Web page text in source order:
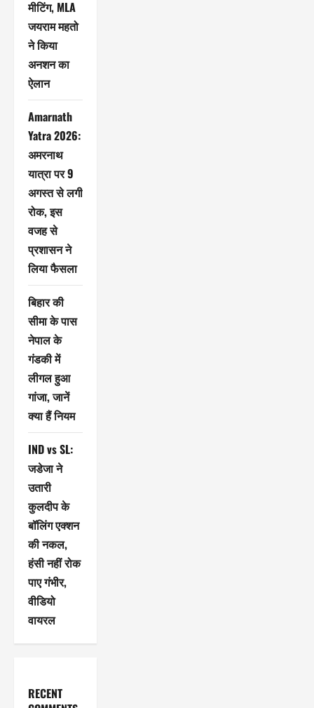
मीटिंग, MLA
जयराम महतो
ने किया
अनशन का
ऐलान
Amarnath
Yatra 2026:
अमरनाथ
यात्रा पर 9
अगस्त से लगी
रोक, इस
वजह से
प्रशासन ने
लिया फैसला
बिहार की
सीमा के पास
नेपाल के
गंडकी में
लीगल हुआ
गांजा, जानें
क्या हैं नियम
IND vs SL:
जडेजा ने
उतारी
कुलदीप के
बॉलिंग एक्शन
की नकल,
हंसी नहीं रोक
पाए गंभीर,
वीडियो
वायरल
RECENT